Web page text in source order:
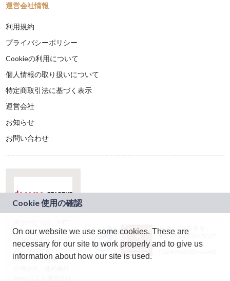
運営会社情報
利用規約
プライバシーポリシー
Cookieの利用について
個人情報の取り扱いについて
特定商取引法に基づく表示
運営会社
お知らせ
お問い合わせ
ドコモグループの新
規事業創出プログラ
ム「docomo
STARTUP」を通じて
JASRAC許諾番号：
9024936001Y45037
JASRAC許諾番号：
On our website we use some cookies. These are
necessary for our site to work properly and to give us
information about how our site is used.